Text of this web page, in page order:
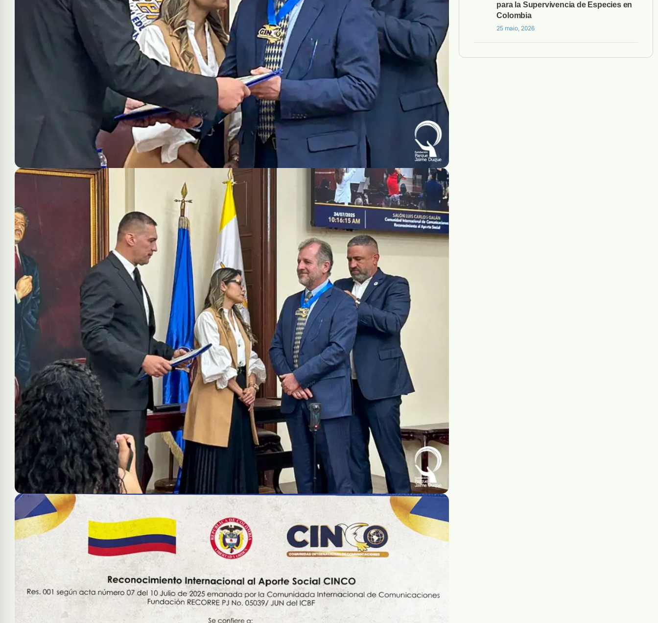
para la Supervivencia de Especies en
Colombia
25 maio, 2026